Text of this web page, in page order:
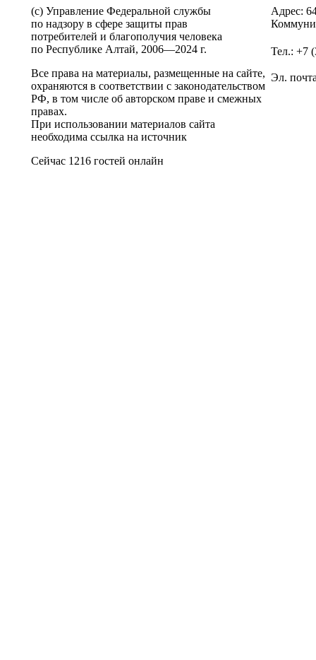
(c) Управление Федеральной службы
по надзору в сфере защиты прав
потребителей и благополучия человека
по Республике Алтай, 2006—2024 г.
Все права на материалы, размещенные на сайте,
охраняются в соответствии с законодательством
РФ, в том числе об авторском праве и смежных
правах.
При использовании материалов сайта
необходима ссылка на источник
Сейчас 1216 гостей онлайн
Адрес:
Тел.: +7
Эл.